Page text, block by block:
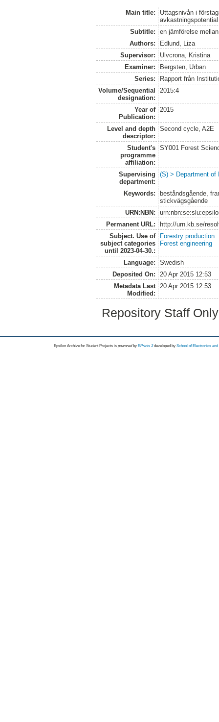
Main title:
Uttagsnivån i
Subtitle:
en jämförelse
Authors:
Edlund, Liza
Supervisor:
Ulvcrona, Kristina
Examiner:
Bergsten, Urban
Series:
Rapport från
Volume/Sequential
designation:
2015:4
Year of
Publication:
2015
Level and depth
descriptor:
Second cycle, A2E
Student's
programme
affiliation:
SY001 Forest
Supervising
department:
(S) > Department of
Keywords:
beståndsgående,
stickvägsgående
URN:NBN:
Permanent URL:
http://urn.kb.se/
Subject. Use of
subject categories
until 2023-04-30.:
Forestry production
Forest engineering
Language:
Swedish
Deposited On:
20 Apr 2015 12:53
Metadata Last
Modified:
20 Apr 2015 12:53
Repository Staff
Epsilon Archive for Student Projects is powored byEPrints 3 developed by School of Electronics